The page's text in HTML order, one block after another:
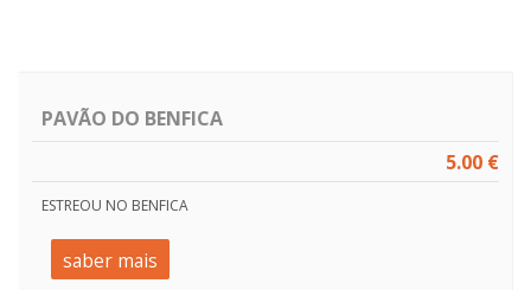
PAVÃO DO BENFICA
5.00 €
ESTREOU NO BENFICA
saber mais